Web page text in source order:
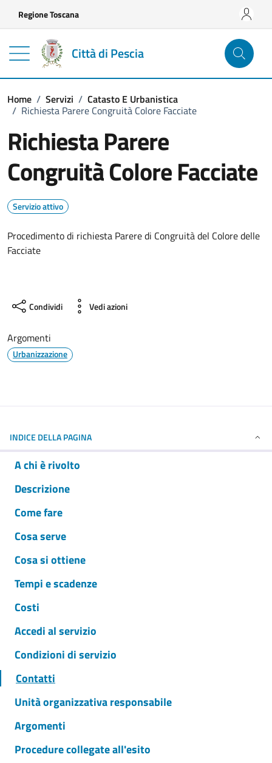
Regione Toscana
Città di Pescia
Home / Servizi / Catasto E Urbanistica
/ Richiesta Parere Congruità Colore Facciate
Richiesta Parere
Congruità Colore Facciate
Servizio attivo
Procedimento di richiesta Parere di Congruità del Colore delle
Facciate
Condividi Vedi azioni
Argomenti
Urbanizzazione
INDICE DELLA PAGINA
A chi è rivolto
Descrizione
Come fare
Cosa serve
Cosa si ottiene
Tempi e scadenze
Costi
Accedi al servizio
Condizioni di servizio
Contatti
Unità organizzativa responsabile
Argomenti
Procedure collegate all'esito